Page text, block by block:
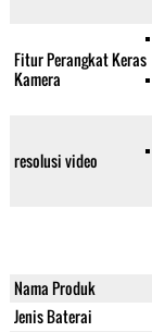
Fitur Perangkat Keras
Kamera
resolusi video
Nama Produk
Jenis Baterai